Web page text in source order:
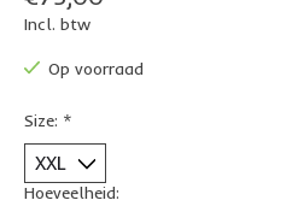
Incl. btw
Op voorraad
Size: *
Hoeveelheid: